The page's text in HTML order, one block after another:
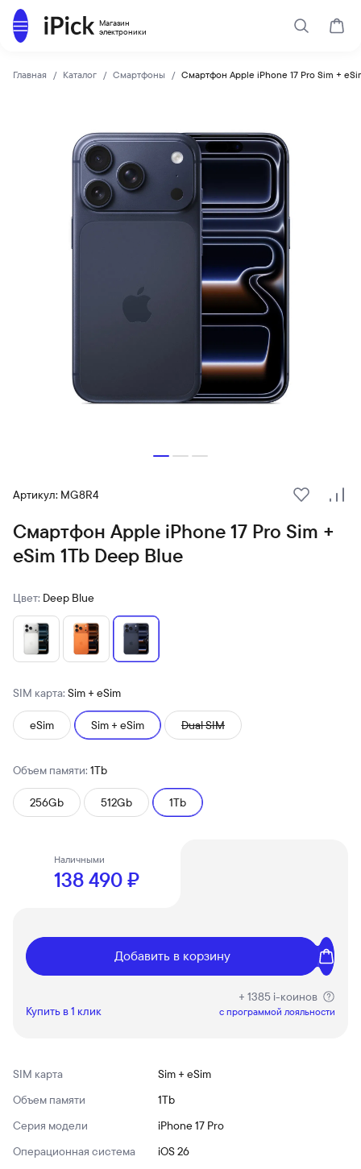
Магазин
электроники
Каталог
Поиск
Главная Каталог Смартфоны Смартфон Apple iPhone 17 Pro Sim +
Артикул: MG8R4
В
Смартфон Apple iPhone 17 Pro Sim +
eSim 1Tb Deep Blue
Цвет: Deep Blue
SIM карта: Sim + eSim
eSim Sim + eSim Dual SIM
Объем памяти: 1Tb
256Gb 512Gb 1Tb
Наличными
138 490 ₽
Добавить в корзину
Купить в 1 клик
+ 1385 i-коинов
c программой лояльности
SIM карта
Sim + eSim
Объем памяти
1Tb
Серия модели
iPhone 17 Pro
Операционная система
iOS 26